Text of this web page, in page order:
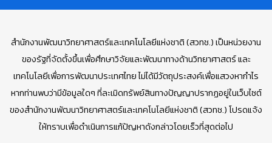
สำนักงานพัฒนาวิทยาศาสตร์และเทคโนโลยีแห่งชาติ (สวทช.) เป็นหน่วยงาน
ของรัฐที่จัดตั้งขึ้นเพื่อศึกษาวิจัยและพัฒนาทางด้านวิทยาศาสตร์ และ
เทคโนโลยีเพื่อการพัฒนาประเทศไทย ไม่ได้มีวัตถุประสงค์เพื่อแสวงหากำไร
หากท่านพบว่ามีข้อมูลใดๆ ที่ละเมิดทรัพย์สินทางปัญญาปรากฏอยู่ในเว็บไซต์
ของสำนักงานพัฒนาวิทยาศาสตร์และเทคโนโลยีแห่งชาติ (สวทช.) โปรดแจ้ง
ให้ทราบเพื่อดำเนินการแก้ปัญหาดังกล่าวโดยเร็วที่สุดต่อไป